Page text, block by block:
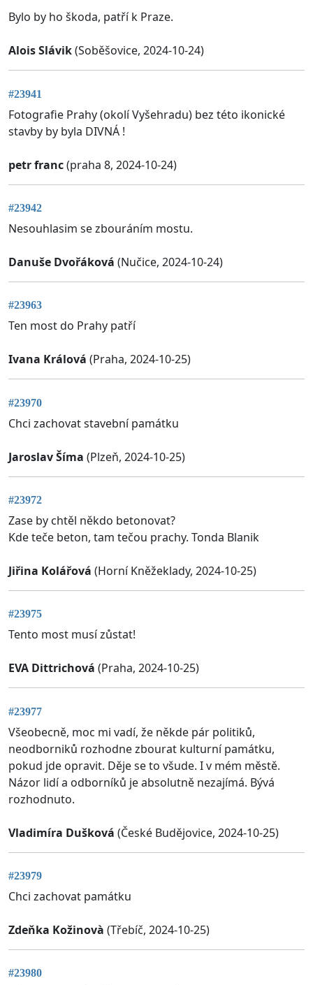
Bylo by ho škoda, patří k Praze.
Alois Slávik(Soběšovice, 2024-10-24)
#23941
Fotografie Prahy (okolí Vyšehradu) bez této ikonické
stavby by byla DIVNÁ !
petr franc(praha 8, 2024-10-24)
#23942
Nesouhlasim se zbouráním mostu.
Danuše Dvořáková (Nučice, 2024-10-24)
#23963
Ten most do Prahy patří
Ivana Králová (Praha, 2024-10-25)
#23970
Chci zachovat stavební památku
Jaroslav Šíma (Plzeň, 2024-10-25)
#23972
Zase by chtěl někdo betonovat?
Kde teče beton, tam tečou prachy. Tonda Blanik
Jiřina Kolářová (Horní Kněžeklady, 2024-10-25)
#23975
Tento most musí zůstat!
EVA Dittrichová (Praha, 2024-10-25)
#23977
Všeobecně, moc mi vadí, že někde pár politiků,
neodborniků rozhodne zbourat kulturní památku,
pokud jde opravit. Děje se to všude. I v mém městě.
Názor lidí a odborníků je absolutně nezajímá. Bývá
rozhodnuto.
Vladimíra Dušková (České Budějovice, 2024-10-25)
#23979
Chci zachovat památku
Zdeňka Kožinovà (Třebíč, 2024-10-25)
#23980